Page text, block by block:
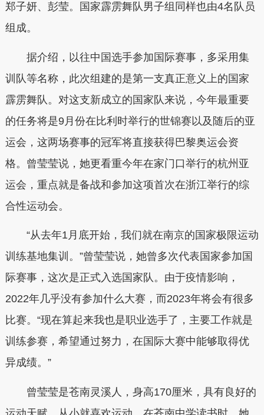
郑子妍、彭莹。国家霹雳舞队男子组同样也由4名队员
组成。
据介绍，以往中国选手参加国际赛事，多采用集
训队等名称，此次组建的是第一支真正意义上的国家
霹雳舞队。对这支新成立的国家队来说，今年最重要
的任务将是9月份在比利时举行的世锦赛以及随后的亚
运会，这两场赛事的冠军将直接获得巴黎奥运会资
格。曾莹莹说，她更看重今年在家门口举行的杭州亚
运会，重点就是备战和参加这项首次在浙江举行的综
合性运动会。
“从去年1月底开始，我们就在南京的国家极限运动
训练基地集训。”曾莹莹说，她曾多次代表国家参加国
际赛事，这次是正式入选国家队。由于疫情影响，
2022年几乎没有参加什么大赛，而2023年将会有很多
比赛。“现在算起来我也是职业选手了，主要工作就是
训练参赛，希望通过努力，在国际大赛中能够取得优
异成绩。”
曾莹莹是苍南灵溪人，身高170厘米，具有良好的